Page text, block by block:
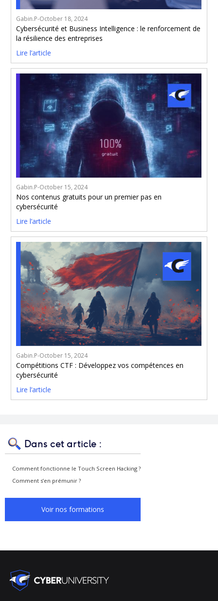
Gabin.P-October 18, 2024
Cybersécurité et Business Intelligence : le renforcement de
la résilience des entreprises
Lire l’article
Gabin.P-October 15, 2024
Nos contenus gratuits pour un premier pas en
cybersécurité
Lire l’article
Gabin.P-October 15, 2024
Compétitions CTF : Développez vos compétences en
cybersécurité
Lire l’article
Dans cet article :
Comment fonctionne le Touch Screen Hacking ?
Comment s’en prémunir ?
Voir nos formations